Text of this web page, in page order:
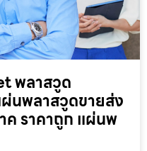
พลาสวูด
ผ่นพลาสวูดขายส่ง
ค ราคาถูก แผ่นพ